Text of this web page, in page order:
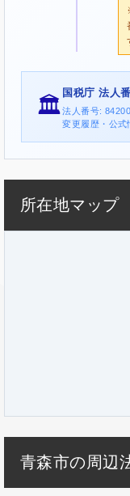
🏛️
国税庁 法人
法人番号:
変更履歴・公式
所在地マップ
青森市の周辺